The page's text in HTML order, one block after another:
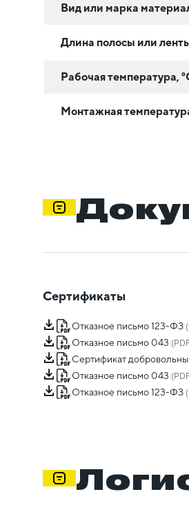
Вид или марка
Длина полосы или
Рабочая температура,
Монтажная
Сертификаты
Отказное письмо 123-ФЗ
Отказное письмо 043
Сертификат
Отказное письмо 043
Отказное письмо 123-ФЗ